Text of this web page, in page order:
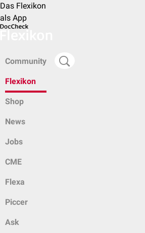
Das Flexikon
als App
Community
Flexikon
Shop
News
Jobs
CME
Flexa
Piccer
Ask